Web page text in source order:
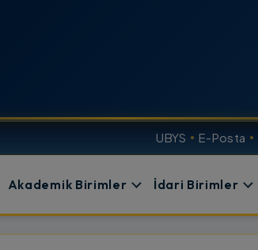
UBYS E-Posta
Akademik Birimler İdari Birimler